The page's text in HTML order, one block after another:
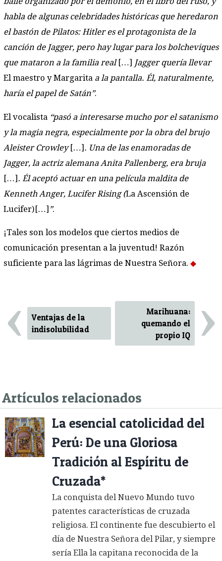
habla de algunas celebridades históricas que heredaron
el bastón de Pilatos: Hitler es el protagonista de la
canción de Jagger, pero hay lugar para los bolcheviques
que mataron a la familia real […] Jagger quería llevar
El maestro y Margarita a la pantalla. Él, naturalmente,
haría el papel de Satán”.
El vocalista “pasó a interesarse mucho por el satanismo
y la magia negra, especialmente por la obra del brujo
Aleister Crowley […] . Una de las enamoradas de
Jagger, la actriz alemana Anita Pallenberg, era bruja
[…] . Él aceptó actuar en una película maldita de
Kenneth Anger, Lucifer Rising (La Ascensión de
Lucifer)[…] ”.
¡Tales son los modelos que ciertos medios de
comunicación presentan a la juventud! Razón
suficiente para las lágrimas de Nuestra Señora.
‹
Ventajas de la
indisolubilidad
Marihuana:
quemando el
propio IQ
›
Artículos relacionados
La esencial catolicidad del
Perú: De una Gloriosa
Tradición al Espíritu de
Cruzada*
La conquista del Nuevo Mundo tuvo
patentes características de cruzada
religiosa. El continente fue descubierto el
día de Nuestra Señora del Pilar, y siempre
sería Ella la capitana reconocida de la